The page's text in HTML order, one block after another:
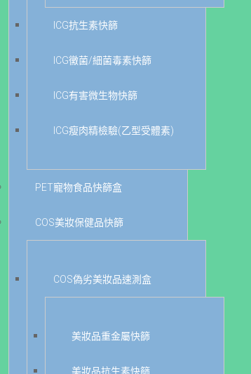
ICG抗生素快篩
ICG黴菌/細菌毒素快篩
ICG有害微生物快篩
ICG瘦肉精檢驗(乙型受體素)
PET寵物食品快篩盒
COS美妝保健品快篩
COS偽劣美妝品速測盒
美妝品重金屬快篩
美妝品抗生素快篩